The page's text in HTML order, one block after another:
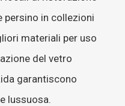
persino in collezioni
materiali per uso
del vetro
garantiscono
lussuosa.